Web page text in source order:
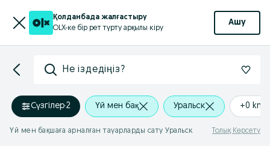
Қолданбада жалғастыру
OLX-ке бір рет түрту арқылы кіру
Ашу
Не іздедіңіз?
Сүзгілер·2 Үй мен бақ Уральск +0 km
Үй мен бақшаға арналған тауарларды сату Уральск Толық Көрсету